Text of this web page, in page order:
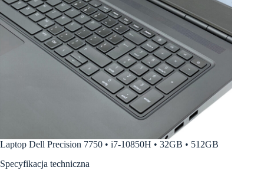
Laptop Dell Precision 7750 • i7-10850H • 32GB • 512GB
Specyfikacja techniczna